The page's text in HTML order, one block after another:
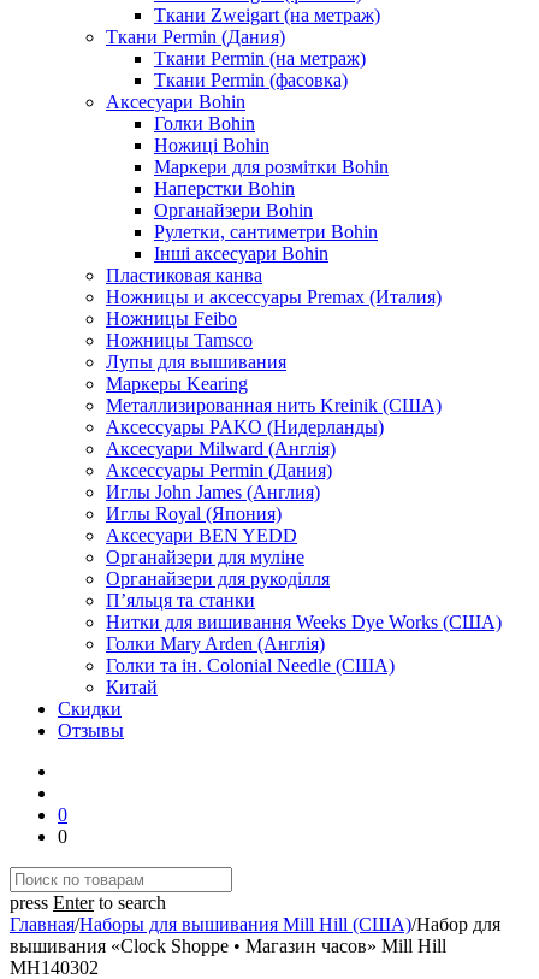
Ткани Zweigart (на метраж)
Ткани Permin (Дания)
Ткани Permin (на метраж)
Ткани Permin (фасовка)
Аксесуари Bohin
Голки Bohin
Ножиці Bohin
Маркери для розмітки Bohin
Наперстки Bohin
Органайзери Bohin
Рулетки, сантиметри Bohin
Інші аксесуари Bohin
Пластиковая канва
Ножницы и аксессуары Premax (Италия)
Ножницы Feibo
Ножницы Tamsco
Лупы для вышивания
Маркеры Kearing
Металлизированная нить Kreinik (США)
Аксессуары PAKO (Нидерланды)
Аксесуари Milward (Англія)
Аксессуары Permin (Дания)
Иглы John James (Англия)
Иглы Royal (Япония)
Аксесуари BEN YEDD
Органайзери для муліне
Органайзери для рукоділля
П’яльця та станки
Нитки для вишивання Weeks Dye Works (США)
Голки Mary Arden (Англія)
Голки та ін. Colonial Needle (США)
Китай
Скидки
Отзывы
0
0
press Enterto search
Главная/Наборы для вышивания Mill Hill (США)/Набор для
вышивания «Clock Shoppe • Магазин часов» Mill Hill
MH140302